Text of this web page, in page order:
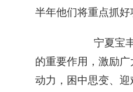
半年他们将重点抓
宁夏宝丰
的重要作用，激励
动力，困中思变、